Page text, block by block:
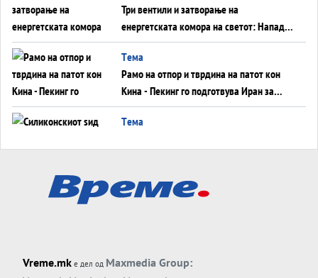
Три вентили и затворање на
енергетската комора на светот: Нападот
во Суец најавува глобален енергетски
инфаркт?
Tема
Рамо на отпор и тврдина на патот кон
Кина - Пекинг го подготвува Иран за
американска копнена инвазија
Tема
Tема
Трамп тврди дека повторно „разговара“
ДЛАБОКО УДОЛУ: Сметководствените
Vreme.mk е дел од Maxmedia Group: